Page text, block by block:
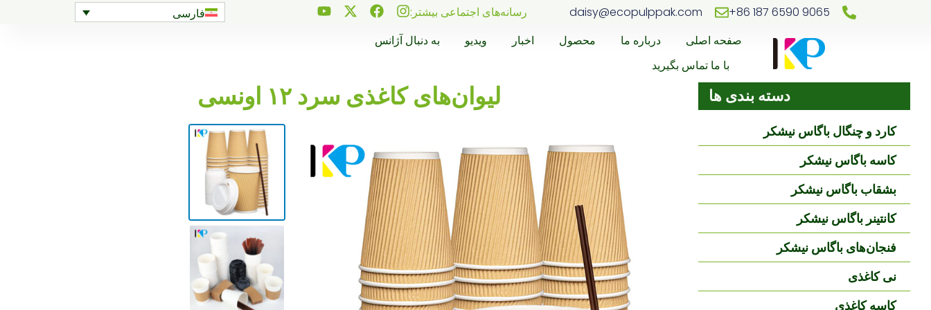
‎+86 187 6590 9065‎
daisy@ecopulppak.com رسانه‌های اجتماعی بیشتر: فارسی
صفحه اصلی درباره ما محصول اخبار ویدیو
به دنبال آژانس
با ما تماس بگیرید
دسته بندی ها
کارد و چنگال باگاس نیشکر
کاسه باگاس نیشکر
بشقاب باگاس نیشکر
کانتینر باگاس نیشکر
فنجان‌های باگاس نیشکر
نی کاغذی
کاسه کاغذی
لیوان‌های کاغذی سرد ۱۲ اونسی